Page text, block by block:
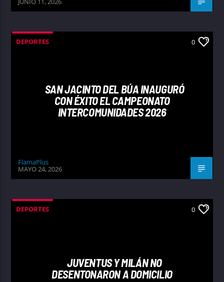
DEPORTES 0
SAN JACINTO DEL BÚA INAUGURÓ
CON ÉXITO EL CAMPEONATO
INTERCOMUNIDADES 2026
FlamaPlus
MAYO 24, 2026
DEPORTES 0
JUVENTUS Y MILÁN NO
DESENTONARON A DOMICILIO